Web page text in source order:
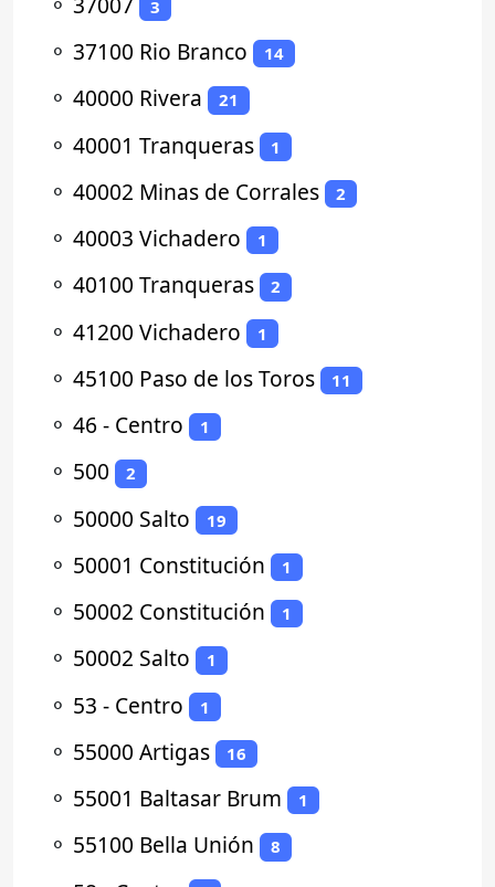
3
⚬ 37100 Rio Branco 14
⚬ 40000 Rivera 21
⚬ 40001 Tranqueras 1
⚬ 40002 Minas de Corrales 2
⚬ 40003 Vichadero 1
⚬ 40100 Tranqueras 2
⚬ 41200 Vichadero 1
⚬ 45100 Paso de los Toros 11
⚬ 46 - Centro 1
⚬ 500 2
⚬ 50000 Salto 19
⚬ 50001 Constitución 1
⚬ 50002 Constitución 1
⚬ 50002 Salto 1
⚬ 53 - Centro 1
⚬ 55000 Artigas 16
⚬ 55001 Baltasar Brum 1
⚬ 55100 Bella Unión 8